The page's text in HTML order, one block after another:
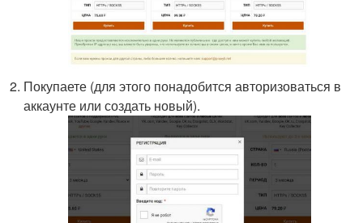
Покупаете (для этого понадобится авторизоваться в
аккаунте или создать новый).